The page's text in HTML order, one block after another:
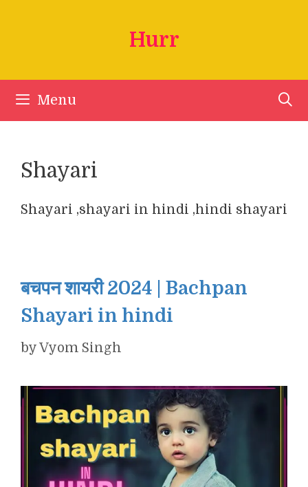
Hurr
Menu
Shayari
Shayari ,shayari in hindi ,hindi shayari
बचपन शायरी 2024 | Bachpan
Shayari in hindi
byVyom Singh